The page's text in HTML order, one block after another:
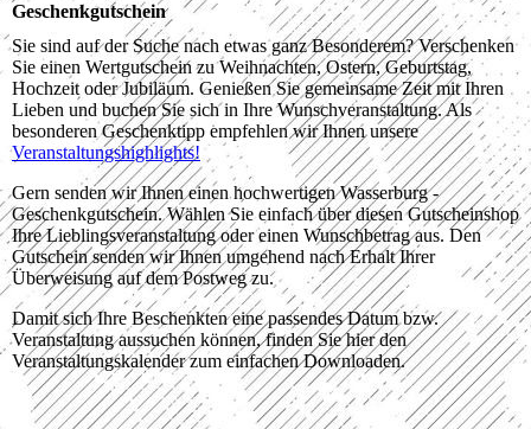
Geschenkgutschein
Sie sind auf der Suche nach etwas ganz Besonderem? Verschenken
Sie einen Wertgutschein zu Weihnachten, Ostern, Geburtstag,
Hochzeit oder Jubiläum. Genießen Sie gemeinsame Zeit mit Ihren
Lieben und buchen Sie sich in Ihre Wunschveranstaltung. Als
besonderen Geschenktipp empfehlen wir Ihnen unsere
Veranstaltungshighlights!
Gern senden wir Ihnen einen hochwertigen Wasserburg -
Geschenkgutschein. Wählen Sie einfach über diesen Gutscheinshop
Ihre Lieblingsveranstaltung oder einen Wunschbetrag aus. Den
Gutschein senden wir Ihnen umgehend nach Erhalt Ihrer
Überweisung auf dem Postweg zu.
Damit sich Ihre Beschenkten eine passendes Datum bzw.
Veranstaltung aussuchen können, finden Sie hier den
Veranstaltungskalender zum einfachen Downloaden.